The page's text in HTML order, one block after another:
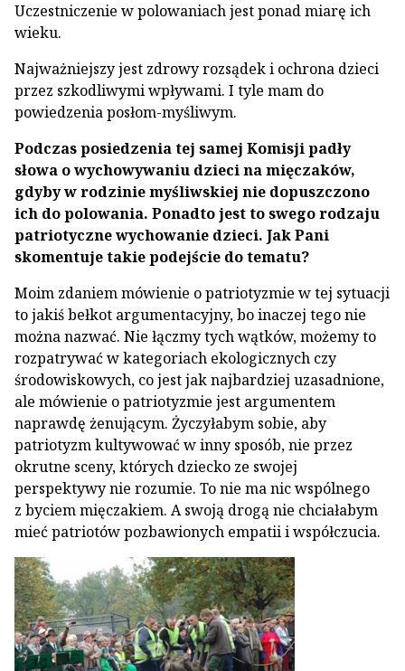
Uczestniczenie w polowaniach jest ponad miarę ich
wieku.
Najważniejszy jest zdrowy rozsądek i ochrona dzieci
przez szkodliwymi wpływami. I tyle mam do
powiedzenia posłom-myśliwym.
Podczas posiedzenia tej samej Komisji padły
słowa o wychowywaniu dzieci na mięczaków,
gdyby w rodzinie myśliwskiej nie dopuszczono
ich do polowania. Ponadto jest to swego rodzaju
patriotyczne wychowanie dzieci. Jak Pani
skomentuje takie podejście do tematu?
Moim zdaniem mówienie o patriotyzmie w tej sytuacji
to jakiś bełkot argumentacyjny, bo inaczej tego nie
można nazwać. Nie łączmy tych wątków, możemy to
rozpatrywać w kategoriach ekologicznych czy
środowiskowych, co jest jak najbardziej uzasadnione,
ale mówienie o patriotyzmie jest argumentem
naprawdę żenującym. Życzyłabym sobie, aby
patriotyzm kultywować w inny sposób, nie przez
okrutne sceny, których dziecko ze swojej
perspektywy nie rozumie. To nie ma nic wspólnego
z byciem mięczakiem. A swoją drogą nie chciałabym
mieć patriotów pozbawionych empatii i współczucia.